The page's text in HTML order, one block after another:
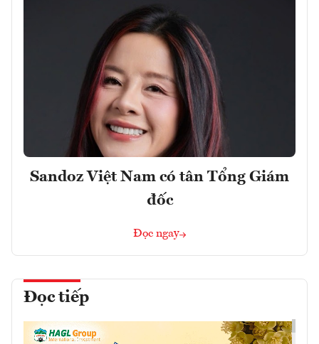
Sandoz Việt Nam có tân Tổng Giám
đốc
Đọc ngay
Đọc tiếp